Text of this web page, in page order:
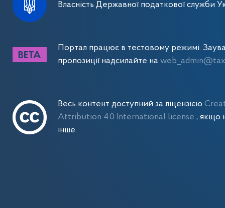
Власність Державної податкової служби
Портал працює в тестовому режимі.
пропозиції надсилайте на
Весь контент доступний за ліцензією
Attribution 4.0 International license , якщо
інше.